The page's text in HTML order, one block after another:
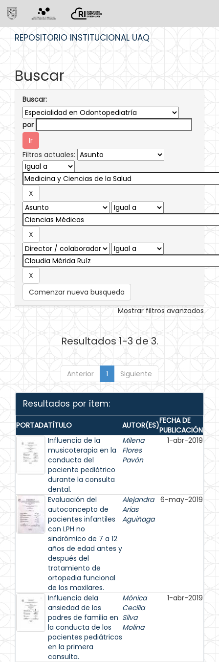
REPOSITORIO INSTITUCIONAL UAQ
Buscar
Buscar:
por
Filtros actuales:
Comenzar nueva busqueda
Mostrar filtros avanzados
Resultados 1-3 de 3.
Anterior 1 Siguiente
Resultados por ítem:
PORTADATÍTULO AUTOR(ES)FECHA DE
PUBLICACIÓN
Influencia de la
musicoterapia en la
conducta del
paciente pediátrico
durante la consulta
dental.
Milena
Flores
Pavón
1-abr-2019
Evaluación del
autoconcepto de
pacientes infantiles
con LPH no
sindrómico de 7 a 12
años de edad antes y
después del
tratamiento de
ortopedia funcional
de los maxilares.
Alejandra
Arias
Aguiñaga
6-may-2019
Influencia dela
ansiedad de los
padres de familia en
la conducta de los
pacientes pediátricos
en la primera
consulta.
Mónica
Cecilia
Silva
Molina
1-abr-2019